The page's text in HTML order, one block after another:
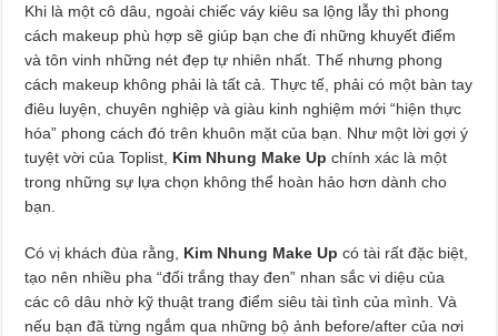
Khi là một cô dâu, ngoài chiếc váy kiêu sa lộng lẫy thì phong
cách makeup phù hợp sẽ giúp bạn che đi những khuyết điểm
và tôn vinh những nét đẹp tự nhiên nhất. Thế nhưng phong
cách makeup không phải là tất cả. Thực tế, phải có một bàn tay
điêu luyện, chuyên nghiệp và giàu kinh nghiệm mới “hiện thực
hóa” phong cách đó trên khuôn mặt của bạn. Như một lời gợi ý
tuyệt vời của Toplist, Kim Nhung Make Upchính xác là một
trong những sự lựa chọn không thể hoàn hảo hơn dành cho
bạn.
Có vị khách đùa rằng, Kim Nhung Make Upcó tài rất đặc biệt,
tạo nên nhiều pha “đổi trắng thay đen” nhan sắc vi diệu của
các cô dâu nhờ kỹ thuật trang điểm siêu tài tình của mình. Và
nếu bạn đã từng ngắm qua những bộ ảnh before/after của nơi